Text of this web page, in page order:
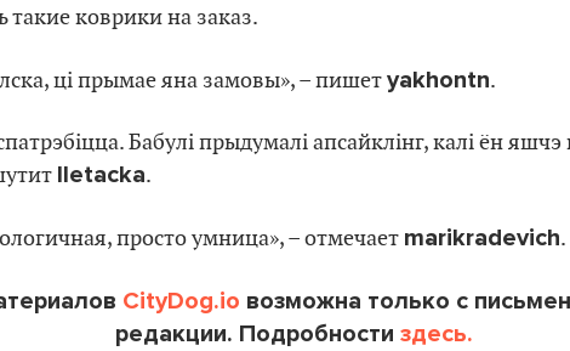
коврики на заказ.
ці прымае яна замовы», – пишетyakhontn.
Бабулі прыдумалі апсайклінг, калі ён
lletacka.
просто умница», – отмечает marikradevich.
CityDog.io возможна только с
редакции. Подробности здесь.